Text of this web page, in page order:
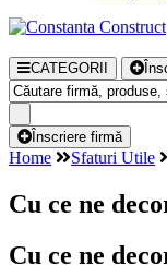
CATEGORII
Înscriere firmă
Home Sfaturi Utile
Cu ce ne
Cu ce ne